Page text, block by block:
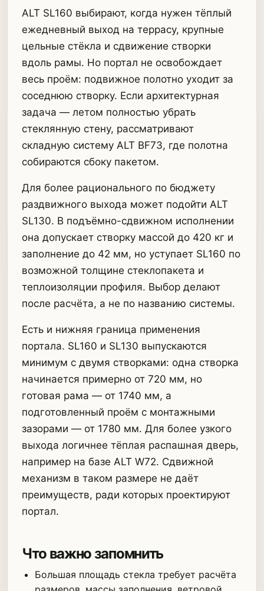
ALT SL160 выбирают, когда нужен тёплый
ежедневный выход на террасу, крупные
цельные стёкла и сдвижение створки
вдоль рамы. Но портал не освобождает
весь проём: подвижное полотно уходит за
соседнюю створку. Если архитектурная
задача — летом полностью убрать
стеклянную стену, рассматривают
складную систему ALT BF73, где полотна
собираются сбоку пакетом.
Для более рационального по бюджету
раздвижного выхода может подойти ALT
SL130. В подъёмно-сдвижном исполнении
она допускает створку массой до 420 кг и
заполнение до 42 мм, но уступает SL160 по
возможной толщине стеклопакета и
теплоизоляции профиля. Выбор делают
после расчёта, а не по названию системы.
Есть и нижняя граница применения
портала. SL160 и SL130 выпускаются
минимум с двумя створками: одна створка
начинается примерно от 720 мм, но
готовая рама — от 1740 мм, а
подготовленный проём с монтажными
зазорами — от 1780 мм. Для более узкого
выхода логичнее тёплая распашная дверь,
например на базе ALT W72. Сдвижной
механизм в таком размере не даёт
преимуществ, ради которых проектируют
портал.
Что важно запомнить
Большая площадь стекла требует расчёта